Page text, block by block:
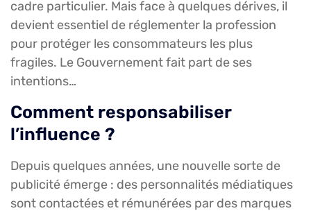
cadre particulier. Mais face à quelques dérives, il
devient essentiel de réglementer la profession
pour protéger les consommateurs les plus
fragiles. Le Gouvernement fait part de ses
intentions…
Comment responsabiliser
l’influence ?
Depuis quelques années, une nouvelle sorte de
publicité émerge : des personnalités médiatiques
sont contactées et rémunérées par des marques